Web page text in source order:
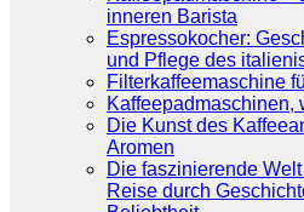
inneren Barista
Espressokocher:
und Pflege des
Filterkaffeemaschine
Kaffeepadmaschinen,
Die Kunst des
Aromen
Die faszinierende
Reise durch